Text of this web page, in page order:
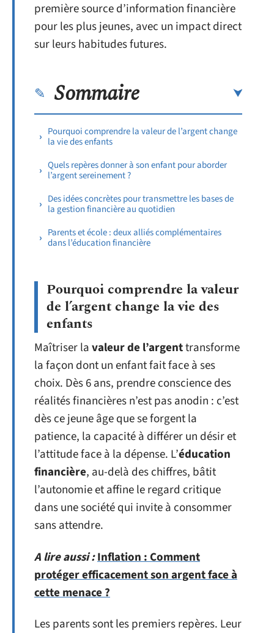
première source d’information financière
pour les plus jeunes, avec un impact direct
sur leurs habitudes futures.
Sommaire
Pourquoi comprendre la valeur de l’argent change
la vie des enfants
Quels repères donner à son enfant pour aborder
l’argent sereinement ?
Des idées concrètes pour transmettre les bases de
la gestion financière au quotidien
Parents et école : deux alliés complémentaires
dans l’éducation financière
Pourquoi comprendre la valeur
de l’argent change la vie des
enfants
Maîtriser lavaleur de l’argenttransforme
la façon dont un enfant fait face à ses
choix. Dès 6 ans, prendre conscience des
réalités financières n’est pas anodin : c’est
dès ce jeune âge que se forgent la
patience, la capacité à différer un désir et
l’attitude face à la dépense. L’éducation
financière, au-delà des chiffres, bâtit
l’autonomie et affine le regard critique
dans une société qui invite à consommer
sans attendre.
A lire aussi :Inflation : Comment
protéger efficacement son argent face à
cette menace ?
Les parents sont les premiers repères. Leur